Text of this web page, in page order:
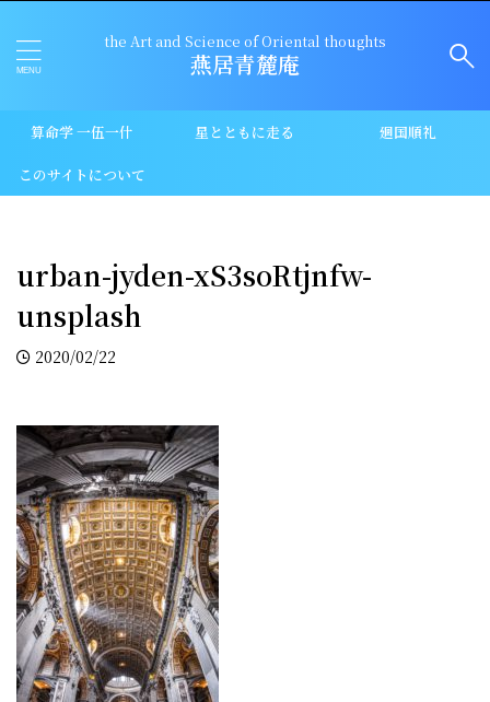
the Art and Science of Oriental thoughts
燕居青麓庵
算命学 一伍一什 星とともに走る 廻国順礼
このサイトについて
urban-jyden-xS3soRtjnfw-
unsplash
2020/02/22